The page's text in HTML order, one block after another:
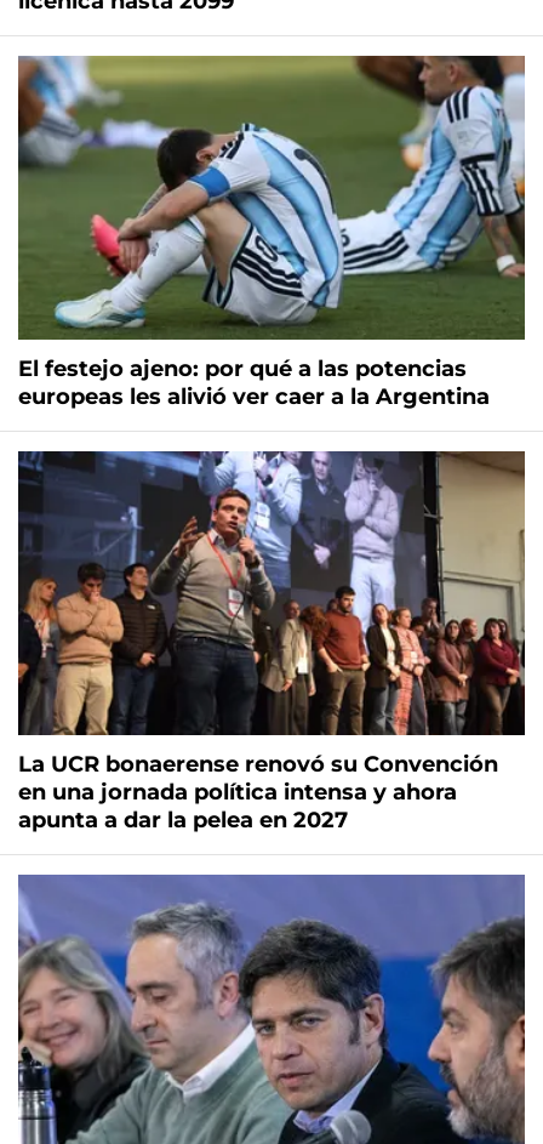
El festejo ajeno: por qué a las potencias
europeas les alivió ver caer a la Argentina
La UCR bonaerense renovó su Convención
en una jornada política intensa y ahora
apunta a dar la pelea en 2027